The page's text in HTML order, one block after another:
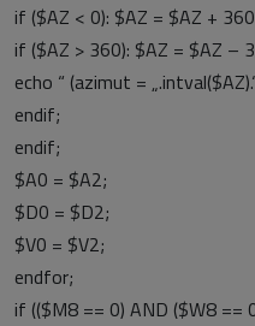
if ($AZ < 0): $AZ = $AZ +
if ($AZ > 360): $AZ = $AZ –
echo “ (azimut =
endif;
endif;
$A0 = $A2;
$D0 = $D2;
$V0 = $V2;
endfor;
if (($M8 == 0) AND ($W8 ==